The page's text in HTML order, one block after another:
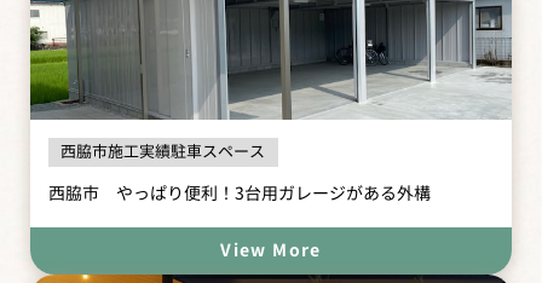
西脇市施工実績駐車スペース
西脇市 やっぱり便利！3台用ガレージがある外構
View More